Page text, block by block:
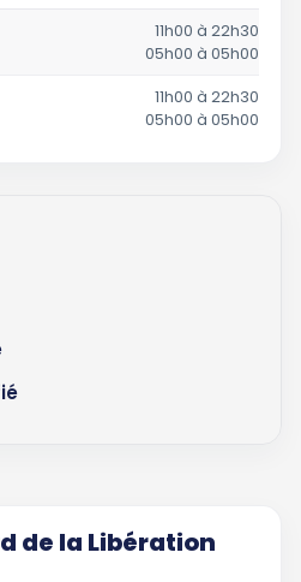
11h00 à 22h30
05h00 à 05h00
11h00 à 22h30
05h00 à 05h00
de la Libération